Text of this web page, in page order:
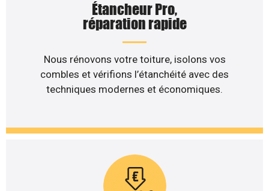
Étancheur Pro,
réparation rapide
Nous rénovons votre toiture, isolons vos
combles et vérifions l’étanchéité avec des
techniques modernes et économiques.